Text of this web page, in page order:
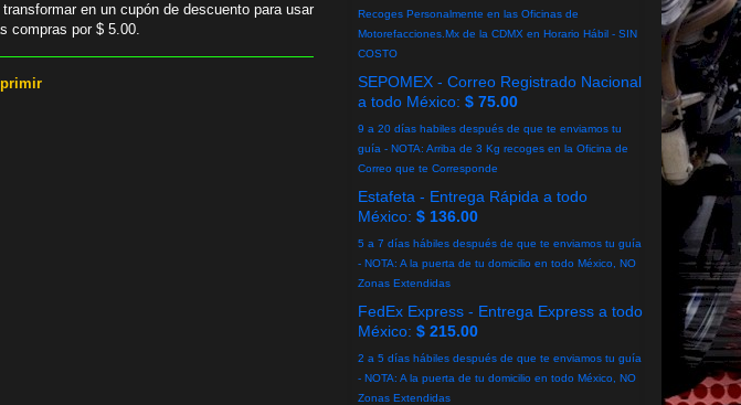
transformar en un cupón de descuento para usar
compras por $ 5.00.
Recoges Personalmente en las Oficinas de
Motorefacciones.Mx de la CDMX en Horario Hábil - SIN
COSTO
SEPOMEX - Correo Registrado Nacional
a todo México: $ 75.00
9 a 20 días habiles después de que te enviamos tu
guía - NOTA: Arriba de 3 Kg recoges en la Oficina de
Correo que te Corresponde
Estafeta - Entrega Rápida a todo
México: $ 136.00
5 a 7 días hábiles después de que te enviamos tu guía
- NOTA: A la puerta de tu domicilio en todo México, NO
Zonas Extendidas
FedEx Express - Entrega Express a todo
México: $ 215.00
2 a 5 días hábiles después de que te enviamos tu guía
- NOTA: A la puerta de tu domicilio en todo México, NO
Zonas Extendidas